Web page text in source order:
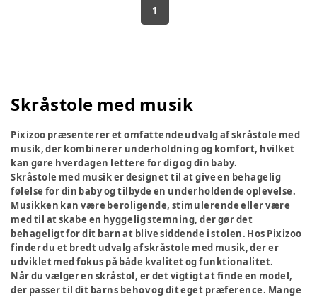
1
Skråstole med musik
Pixizoo præsenterer et omfattende udvalg af skråstole med
musik, der kombinerer underholdning og komfort, hvilket
kan gøre hverdagen lettere for dig og din baby.
Skråstole med musik er designet til at give en behagelig
følelse for din baby og tilbyde en underholdende oplevelse.
Musikken kan være beroligende, stimulerende eller være
med til at skabe en hyggelig stemning, der gør det
behageligt for dit barn at blive siddende i stolen. Hos Pixizoo
finder du et bredt udvalg af skråstole med musik, der er
udviklet med fokus på både kvalitet og funktionalitet.
Når du vælger en skråstol, er det vigtigt at finde en model,
der passer til dit barns behov og dit eget præference. Mange